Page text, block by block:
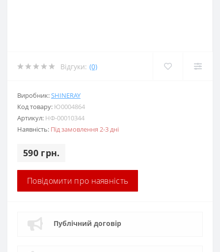
Відгуки: (0)
Виробник:SHINERAY
Код товару: Ю0004864
Артикул: НФ-00010344
Наявність: Під замовлення 2-3 дні
590 грн.
Повідомити про наявність
Публічний договір